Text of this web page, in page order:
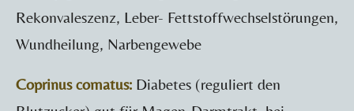
Rekonvaleszenz, Leber- Fettstoffwechselstörungen,
Wundheilung, Narbengewebe
Coprinus comatus: Diabetes (reguliert den